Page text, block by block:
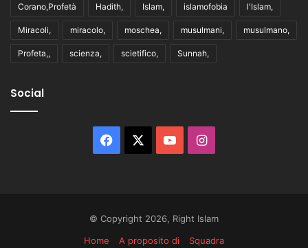
Corano,Profetà Hadith, Islam, islamofobia l'Islam,
Miracoli, miracolo, moschea, musulmani, musulmano,
Profeta,, scienza, scietifico, Sunnah,
Social
Facebook
You Instagram
© Copyright 2026, Right Islam
Home
A proposito di Squadra